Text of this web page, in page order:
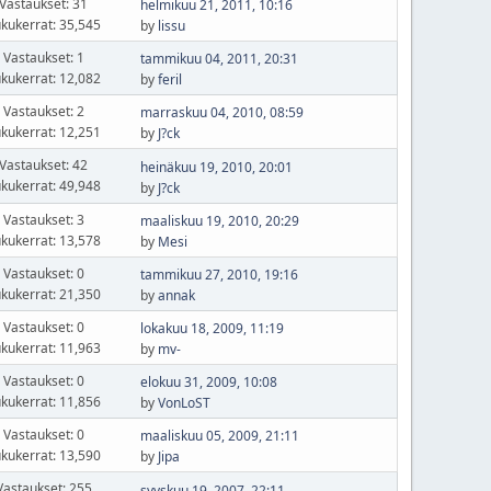
35,545
helmikuu 21, 2011, 10:16
by lissu
Vastaukset: 1
12,082
tammikuu 04, 2011, 20:31
byferil
Vastaukset: 2
12,251
marraskuu 04, 2010, 08:59
by J?ck
Vastaukset: 42
49,948
heinäkuu 19, 2010, 20:01
by J?ck
Vastaukset: 3
13,578
maaliskuu 19, 2010, 20:29
by Mesi
Vastaukset: 0
21,350
tammikuu 27, 2010, 19:16
byannak
Vastaukset: 0
11,963
lokakuu 18, 2009, 11:19
by mv-
Vastaukset: 0
11,856
elokuu 31, 2009, 10:08
byVonLoST
Vastaukset: 0
13,590
maaliskuu 05, 2009, 21:11
by Jipa